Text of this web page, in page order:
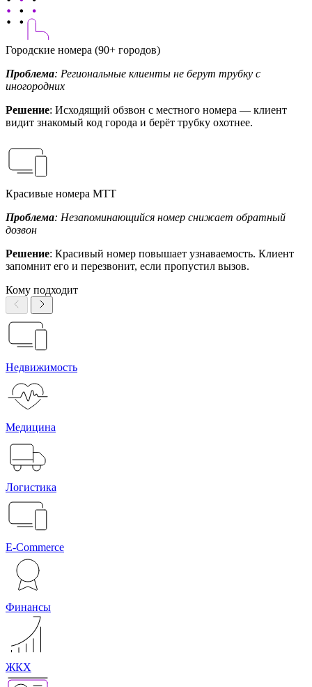
Городские номера (90+ городов)
Проблема: Региональные клиенты не берут трубку с
иногородних
Решение: Исходящий обзвон с местного номера — клиент
видит знакомый код города и берёт трубку охотнее.
Красивые номера МТТ
Проблема: Незапоминающийся номер снижает обратный
дозвон
Решение: Красивый номер повышает узнаваемость. Клиент
запомнит его и перезвонит, если пропустил вызов.
Кому подходит
Недвижимость
Медицина
Логистика
E-Commerce
Финансы
ЖКХ